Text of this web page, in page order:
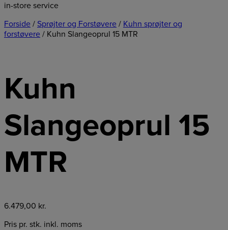
in-store service
Forside / Sprøjter og Forstøvere / Kuhn sprøjter og
forstøvere / Kuhn Slangeoprul 15 MTR
Kuhn
Slangeoprul 15
MTR
6.479,00 kr.
Pris pr. stk. inkl. moms